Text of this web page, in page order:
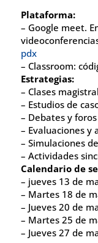
Plataforma:
– Google meet.
pdx
– Classroom:
Estrategias:
– Clases
– Estudios de
– Debates y
– Evaluaciones y
– Simulaciones
– Actividades
Calendario de
– jueves 13 de
– Martes 18 de
– Jueves 20 de
– Martes 25 de
– Jueves 27 de